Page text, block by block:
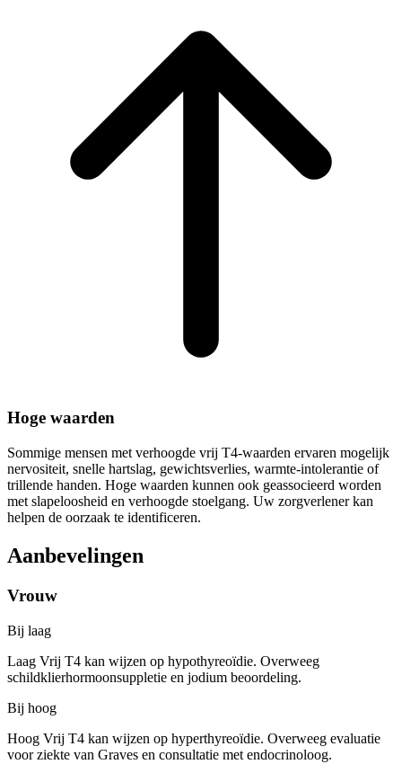
Hoge waarden
Sommige mensen met verhoogde vrij T4-waarden ervaren mogelijk
nervositeit, snelle hartslag, gewichtsverlies, warmte-intolerantie of
trillende handen. Hoge waarden kunnen ook geassocieerd worden
met slapeloosheid en verhoogde stoelgang. Uw zorgverlener kan
helpen de oorzaak te identificeren.
Aanbevelingen
Vrouw
Bij laag
Laag Vrij T4 kan wijzen op hypothyreoïdie. Overweeg
schildklierhormoonsuppletie en jodium beoordeling.
Bij hoog
Hoog Vrij T4 kan wijzen op hyperthyreoïdie. Overweeg evaluatie
voor ziekte van Graves en consultatie met endocrinoloog.